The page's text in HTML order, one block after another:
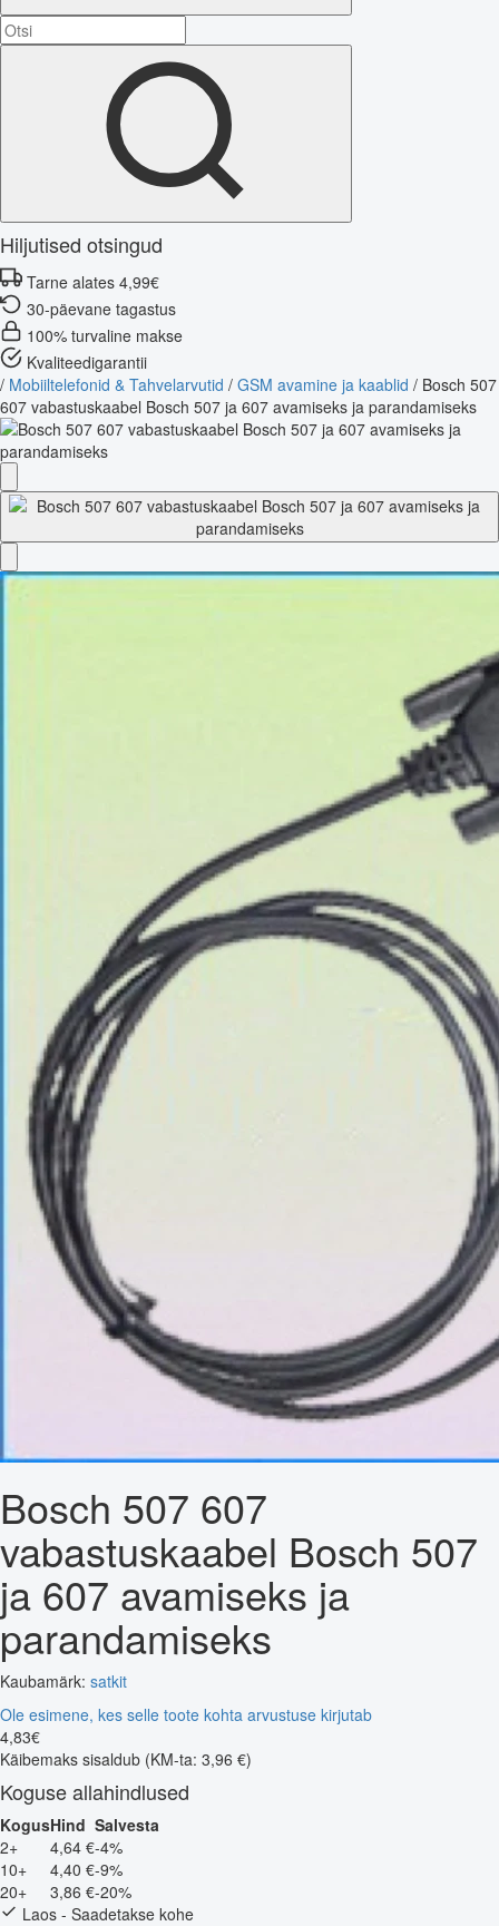
Hiljutised otsingud
Tarne alates 4,99€
30-päevane tagastus
100% turvaline makse
Kvaliteedigarantii
/ Mobiiltelefonid & Tahvelarvutid / GSM avamine ja kaablid / Bosch 507
607 vabastuskaabel Bosch 507 ja 607 avamiseks ja parandamiseks
Bosch 507 607
vabastuskaabel Bosch 507
ja 607 avamiseks ja
parandamiseks
Kaubamärk: satkit
Ole esimene, kes selle toote kohta arvustuse kirjutab
4,83€
Käibemaks sisaldub (KM-ta: 3,96 €)
Koguse allahindlused
KogusHind Salvesta
2+
4,64 €-4%
10+
4,40 €-9%
20+
3,86 €-20%
Laos - Saadetakse kohe